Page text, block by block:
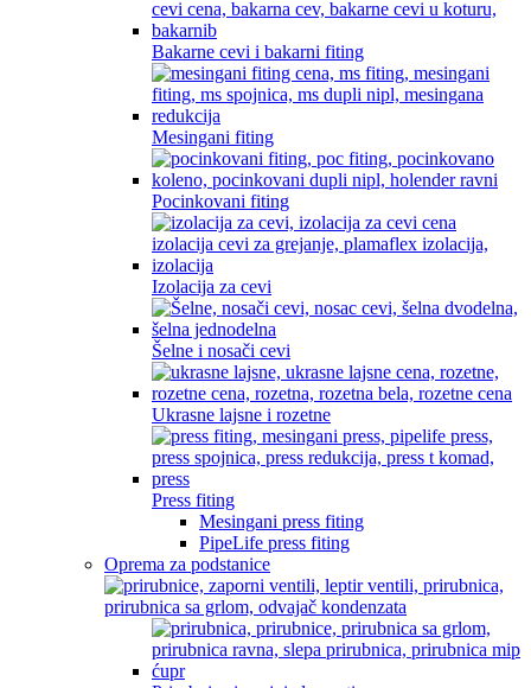
Bakarne cevi i bakarni fiting
Mesingani fiting
Pocinkovani fiting
Izolacija za cevi
Šelne i nosači cevi
Ukrasne lajsne i rozetne
Press fiting
Mesingani press fiting
PipeLife press fiting
Oprema za podstanice